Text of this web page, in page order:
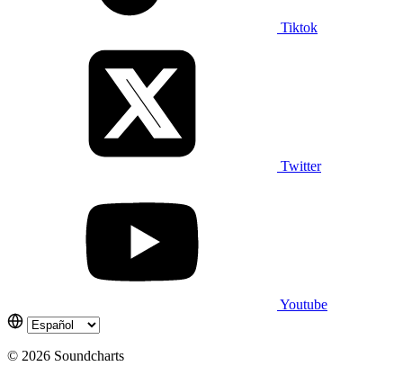
Tiktok
Twitter
Youtube
© 2026 Soundcharts